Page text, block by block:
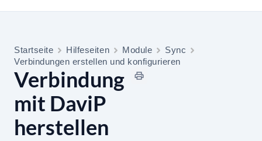
Startseite Hilfeseiten Module
Sync
Verbindungen erstellen und konfigurieren
Verbindung
mit DaviP
herstellen